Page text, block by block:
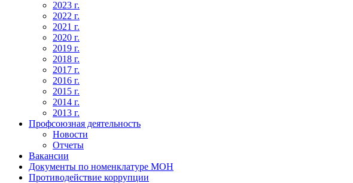
2023 г.
2022 г.
2021 г.
2020 г.
2019 г.
2018 г.
2017 г.
2016 г.
2015 г.
2014 г.
2013 г.
Профсоюзная деятельность
Новости
Отчеты
Вакансии
Документы по номенклатуре МОН
Противодействие коррупции